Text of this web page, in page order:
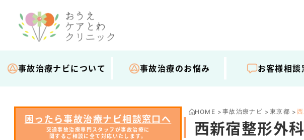
事故治療ナビについて 事故治療のお悩み お客様相談
HOME > 事故治療ナビ > 東京都 >
西新宿整形外
困ったら事故治療ナビ相談窓口へ
交通事故治療専門スタッフが事故治療に
関するご相談に全て対応いたします。